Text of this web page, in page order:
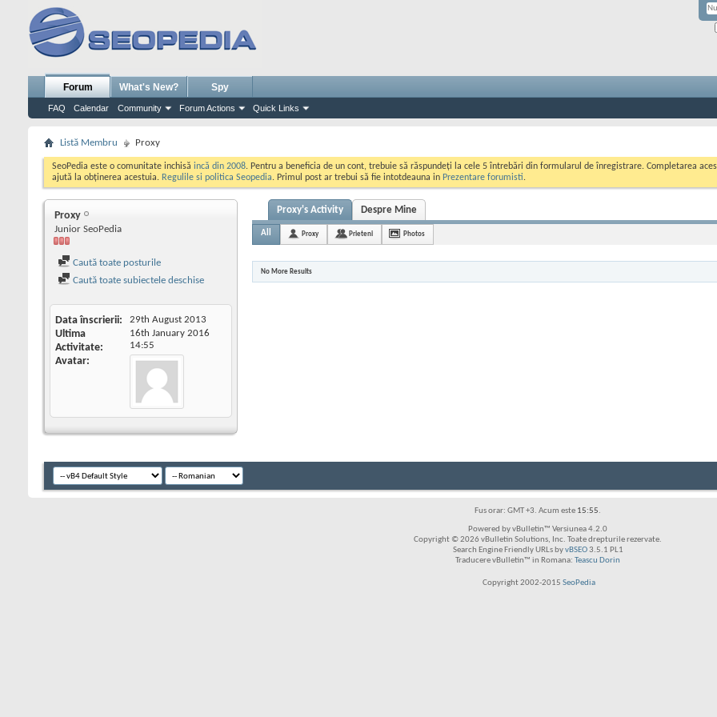
Forum
FAQ Calendar Community Forum Actions Quick Links
What's New? Spy
Listă Membru Proxy
SeoPedia este o comunitate inchisă incă din 2008. Pentru a beneficia de un cont, trebuie să răspundeți la cele 5 întrebări din formularul de înregistrare. Completarea
ajută la obținerea acestuia. Regulile si politica Seopedia. Primul post ar trebui să fie intotdeauna in Prezentare forumisti.
Proxy
Junior SeoPedia
Caută toate posturile
Caută toate subiectele deschise
Data înscrierii 29th August 2013
Ultima
Activitate
16th January 2016
14:55
Avatar
Proxy's Activity Despre Mine
All Proxy Prieteni Photos
No More Results
Fus orar: GMT +3. Acum este 15:55.
Powered by vBulletin™ Versiunea 4.2.0
Copyright © 2026 vBulletin Solutions, Inc. Toate drepturile rezervate.
Search Engine Friendly URLs byvBSEO3.5.1 PL1
Traducere vBulletin™ in Romana: Teascu Dorin
Copyright 2002-2015 SeoPedia